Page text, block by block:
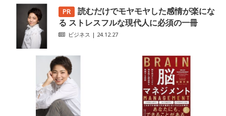
読むだけでモヤモヤした感情が楽にな
る ストレスフルな現代人に必須の一冊
ビジネス | 24.12.27